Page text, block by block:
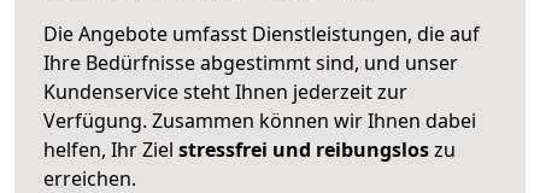
Die Angebote umfasst Dienstleistungen, die auf
Ihre Bedürfnisse abgestimmt sind, und unser
Kundenservice steht Ihnen jederzeit zur
Verfügung. Zusammen können wir Ihnen dabei
helfen, Ihr Ziel stressfrei und reibungsloszu
erreichen.